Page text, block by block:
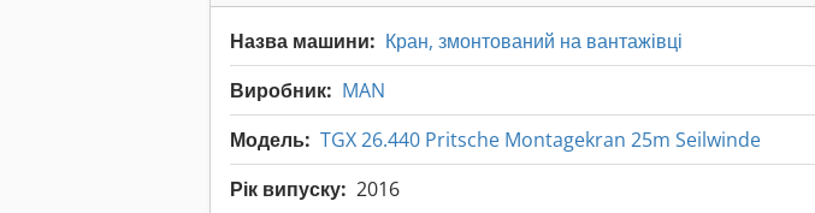
Назва машини: Кран, змонтований на вантажівці
Виробник: MAN
Модель: TGX 26.440 Pritsche Montagekran 25m Seilwinde
Рік випуску: 2016